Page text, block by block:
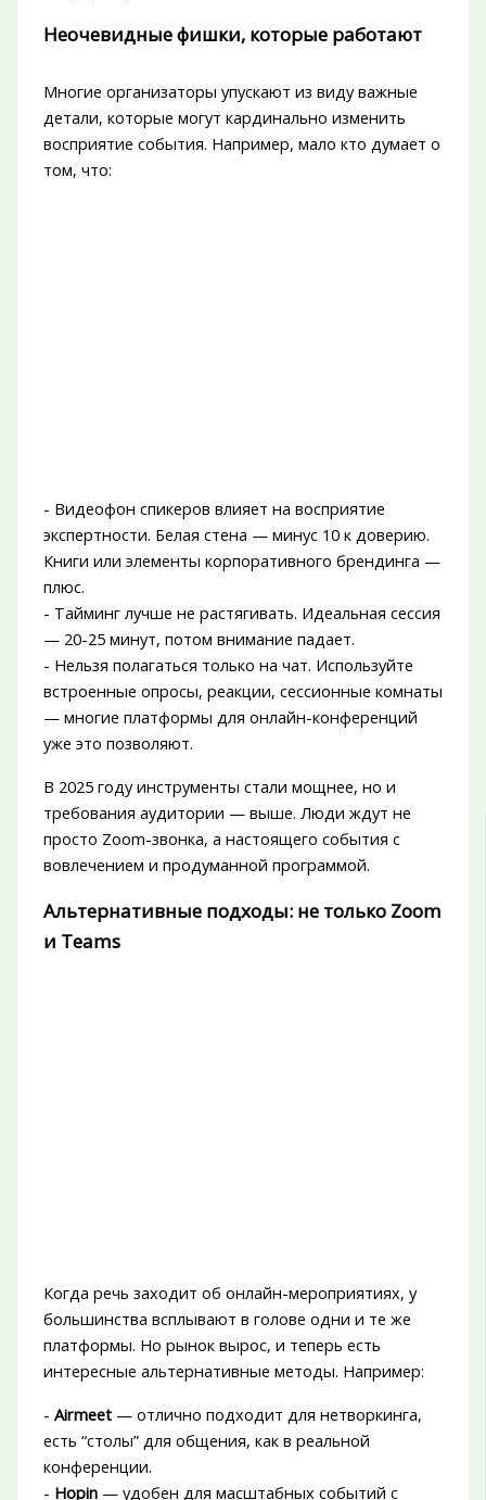
Неочевидные фишки, которые работают
Многие организаторы упускают из виду важные
детали, которые могут кардинально изменить
восприятие события. Например, мало кто думает о
том, что:
- Видеофон спикеров влияет на восприятие
экспертности. Белая стена — минус 10 к доверию.
Книги или элементы корпоративного брендинга —
плюс.
- Тайминг лучше не растягивать. Идеальная сессия
— 20-25 минут, потом внимание падает.
- Нельзя полагаться только на чат. Используйте
встроенные опросы, реакции, сессионные комнаты
— многие платформы для онлайн-конференций
уже это позволяют.
В 2025 году инструменты стали мощнее, но и
требования аудитории — выше. Люди ждут не
просто Zoom-звонка, а настоящего события с
вовлечением и продуманной программой.
Альтернативные подходы: не только Zoom
и Teams
Когда речь заходит об онлайн-мероприятиях, у
большинства всплывают в голове одни и те же
платформы. Но рынок вырос, и теперь есть
интересные альтернативные методы. Например:
- Airmeet— отлично подходит для нетворкинга,
есть “столы” для общения, как в реальной
конференции.
- Hopin— удобен для масштабных событий с